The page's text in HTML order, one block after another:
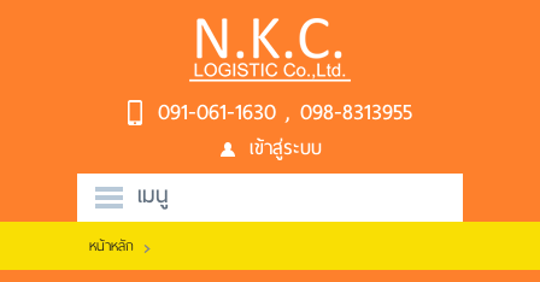
091-061-1630 , 098-8313955
เข้าสู่ระบบ
เมนู
หน้าหลัก
หน้าหลัก